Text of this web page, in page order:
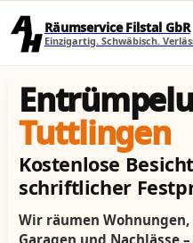
Räumservice Filstal GbR
Einzigartig. Schwäbisch.
Tuttlingen
Kostenlose
schriftlicher
Wir räumen Wohnungen,
Garagen und Nachlässe